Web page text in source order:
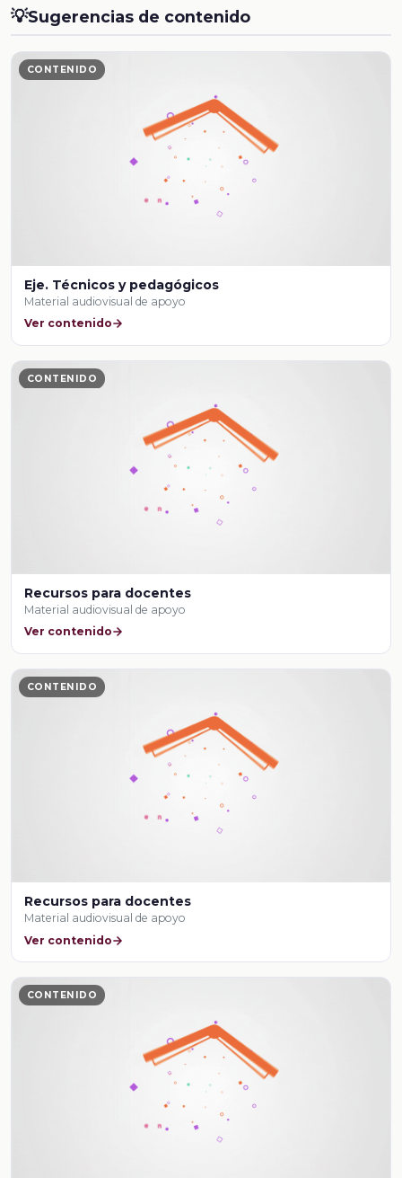
💡Sugerencias de contenido
CONTENIDO
Eje. Técnicos y pedagógicos
Material audiovisual de apoyo
Ver contenido
CONTENIDO
Recursos para docentes
Material audiovisual de apoyo
Ver contenido
CONTENIDO
Recursos para docentes
Material audiovisual de apoyo
Ver contenido
CONTENIDO